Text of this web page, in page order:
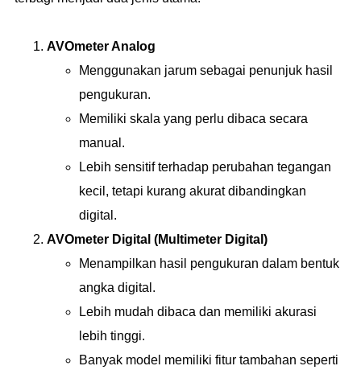
AVOmeter Analog
Menggunakan jarum sebagai penunjuk hasil
pengukuran.
Memiliki skala yang perlu dibaca secara
manual.
Lebih sensitif terhadap perubahan tegangan
kecil, tetapi kurang akurat dibandingkan
digital.
AVOmeter Digital (Multimeter Digital)
Menampilkan hasil pengukuran dalam bentuk
angka digital.
Lebih mudah dibaca dan memiliki akurasi
lebih tinggi.
Banyak model memiliki fitur tambahan seperti